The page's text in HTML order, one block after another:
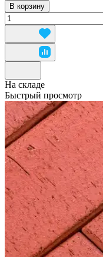
В корзину
На складе
Быстрый просмотр